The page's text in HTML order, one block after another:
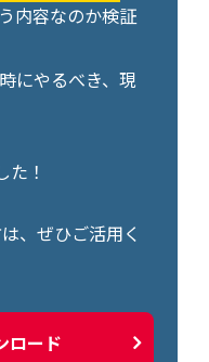
内容なのか検証
時にやるべき、現
！
、ぜひご活用く
ロード